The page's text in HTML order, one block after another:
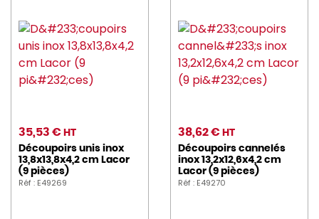
35,53 € HT
Découpoirs unis inox
13,8x13,8x4,2 cm Lacor
(9 pièces)
Réf : E49269
38,62 € HT
Découpoirs cannelés
inox 13,2x12,6x4,2 cm
Lacor (9 pièces)
Réf : E49270